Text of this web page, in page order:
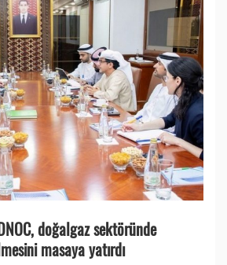
doğalgaz sektöründe
masaya yatırdı